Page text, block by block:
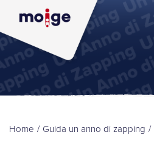
Home / Guida un anno di zapping /